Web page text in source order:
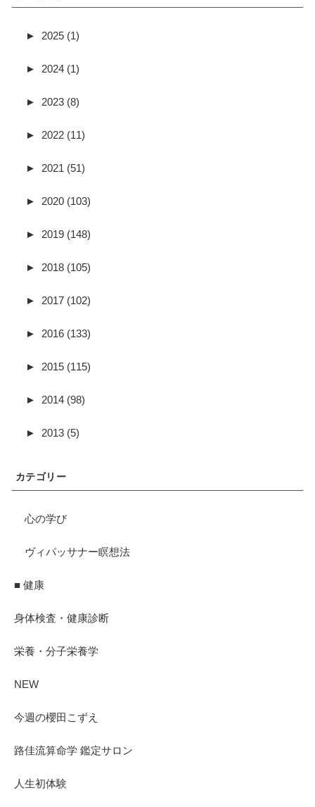
► 2025 (1)
► 2024 (1)
► 2023 (8)
► 2022 (11)
► 2021 (51)
► 2020 (103)
► 2019 (148)
► 2018 (105)
► 2017 (102)
► 2016 (133)
► 2015 (115)
► 2014 (98)
► 2013 (5)
カテゴリー
心の学び
ヴィパッサナー瞑想法
■ 健康
身体検査・健康診断
栄養・分子栄養学
NEW
今週の櫻田こずえ
路佳流算命学 鑑定サロン
人生初体験